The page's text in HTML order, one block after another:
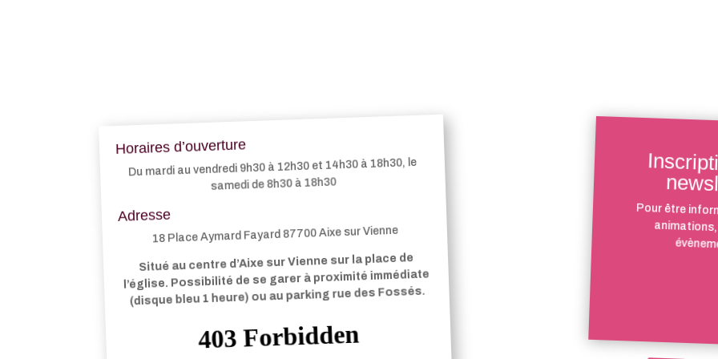
Horaires d’ouverture
Du mardi au vendredi 9h30 à 12h30 et 14h30 à 18h30, le
samedi de 8h30 à 18h30
Adresse
18 Place Aymard Fayard 87700 Aixe sur Vienne
Situé au centre d’Aixe sur Vienne sur la place de
l’église. Possibilité de se garer à proximité immédiate
(disque bleu 1 heure) ou au parking rue des Fossés.
Pour être